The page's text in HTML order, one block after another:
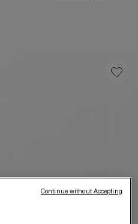
Continue without Accepting